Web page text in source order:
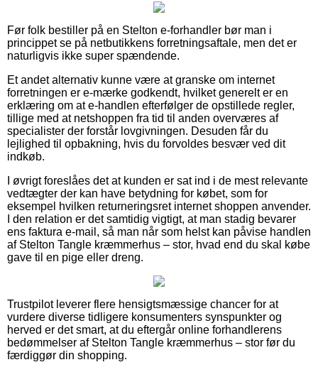
Før folk bestiller på en Stelton e-forhandler bør man i
princippet se på netbutikkens forretningsaftale, men det er
naturligvis ikke super spændende.
Et andet alternativ kunne være at granske om internet
forretningen er e-mærke godkendt, hvilket generelt er en
erklæring om at e-handlen efterfølger de opstillede regler,
tillige med at netshoppen fra tid til anden overværes af
specialister der forstår lovgivningen. Desuden får du
lejlighed til opbakning, hvis du forvoldes besvær ved dit
indkøb.
I øvrigt foreslåes det at kunden er sat ind i de mest relevante
vedtægter der kan have betydning for købet, som for
eksempel hvilken returneringsret internet shoppen anvender.
I den relation er det samtidig vigtigt, at man stadig bevarer
ens faktura e-mail, så man når som helst kan påvise handlen
af Stelton Tangle kræmmerhus – stor, hvad end du skal købe
gave til en pige eller dreng.
Trustpilot leverer flere hensigtsmæssige chancer for at
vurdere diverse tidligere konsumenters synspunkter og
herved er det smart, at du eftergår online forhandlerens
bedømmelser af Stelton Tangle kræmmerhus – stor før du
færdiggør din shopping.